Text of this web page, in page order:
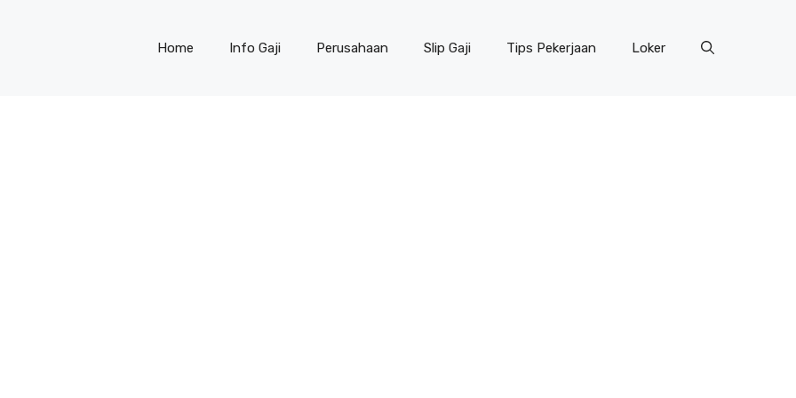
Home Info Gaji Perusahaan Slip Gaji Tips Pekerjaan Loker